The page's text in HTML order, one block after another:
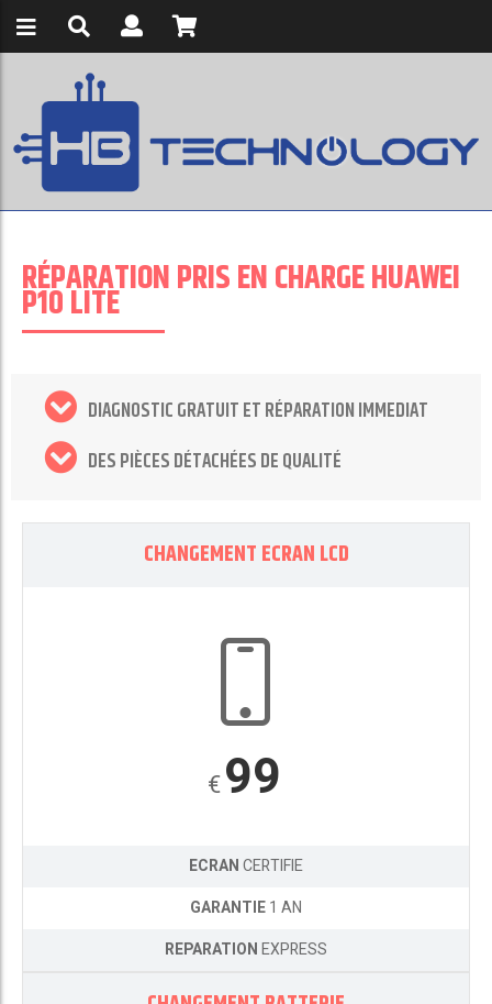
RÉPARATION PRIS EN CHARGE HUAWEI
P10 LITE
DIAGNOSTIC GRATUIT ET RÉPARATION IMMEDIAT
DES PIÈCES DÉTACHÉES DE QUALITÉ
CHANGEMENT ECRAN LCD
€99
ECRANCERTIFIE
GARANTIE1 AN
REPARATIONEXPRESS